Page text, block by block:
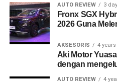
AUTO REVIEW 3
Fronx SGX
2026 Guna
AKSESORIS 4
Aki Motor
dengan
AUTO REVIEW 4